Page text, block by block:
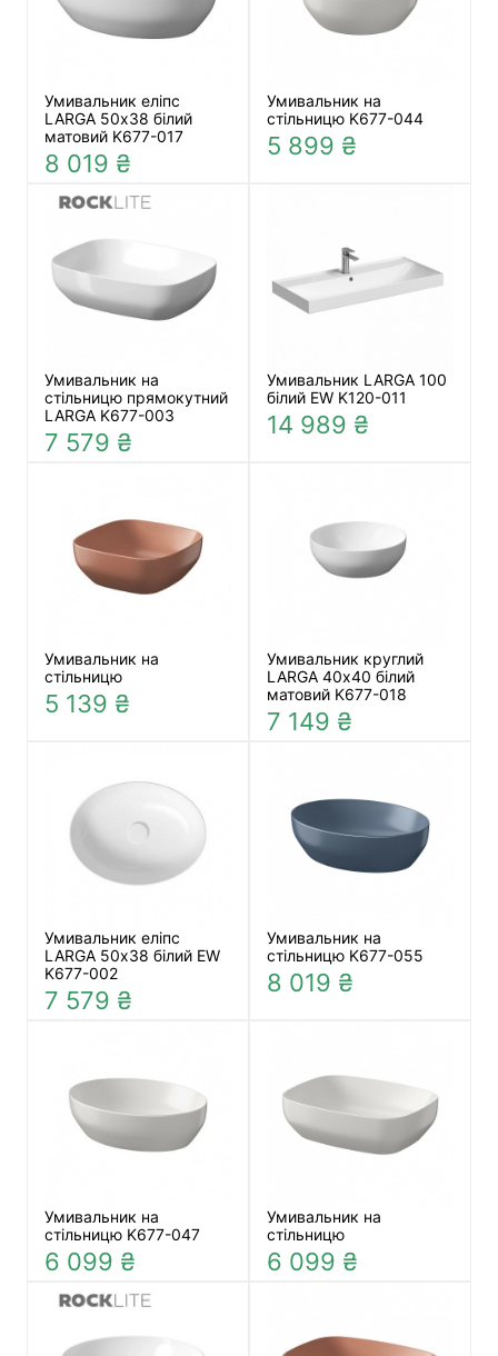
Умивальник еліпс
LARGA 50х38 білий
матовий K677-017
8 019 ₴
Умивальник на
стільницю K677-044
5 899 ₴
Умивальник на
стільницю прямокутний
LARGA K677-003
7 579 ₴
Умивальник LARGA 100
білий EW K120-011
14 989 ₴
Умивальник на
стільницю
5 139 ₴
Умивальник круглий
LARGA 40х40 білий
матовий K677-018
7 149 ₴
Умивальник еліпс
LARGA 50х38 білий EW
K677-002
7 579 ₴
Умивальник на
стільницю K677-055
8 019 ₴
Умивальник на
стільницю K677-047
6 099 ₴
Умивальник на
стільницю
6 099 ₴